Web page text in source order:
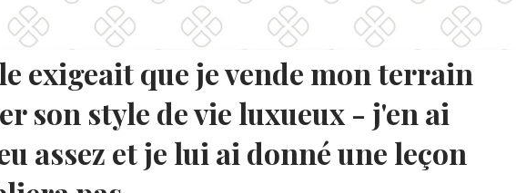
exigeait que je vende mon terrain
son style de vie luxueux - j'en ai
assez et je lui ai donné une leçon